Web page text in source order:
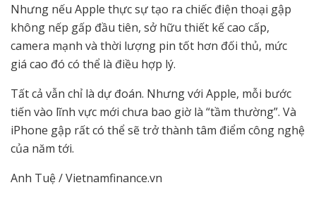
Nhưng nếu Apple thực sự tạo ra chiếc điện thoại gập
không nếp gấp đầu tiên, sở hữu thiết kế cao cấp,
camera mạnh và thời lượng pin tốt hơn đối thủ, mức
giá cao đó có thể là điều hợp lý.
Tất cả vẫn chỉ là dự đoán. Nhưng với Apple, mỗi bước
tiến vào lĩnh vực mới chưa bao giờ là “tầm thường”. Và
iPhone gập rất có thể sẽ trở thành tâm điểm công nghệ
của năm tới.
Anh Tuệ / Vietnamfinance.vn